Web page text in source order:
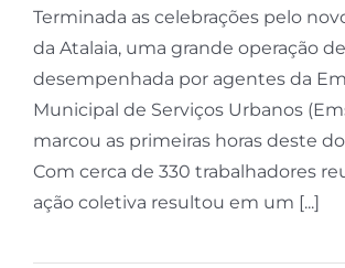
Terminada as celebrações pelo
da Atalaia, uma grande operação
desempenhada por agentes da
Municipal de Serviços Urbanos
marcou as primeiras horas deste
Com cerca de 330 trabalhadores
ação coletiva resultou em um [...]